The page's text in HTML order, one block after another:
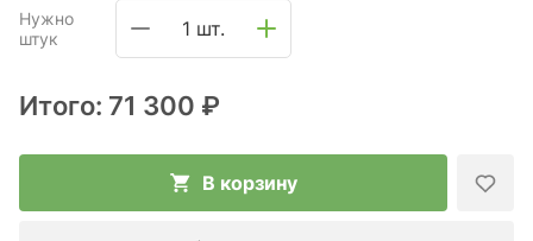
Нужно
штук
1 шт.
Итого: 71 300 ₽
В корзину